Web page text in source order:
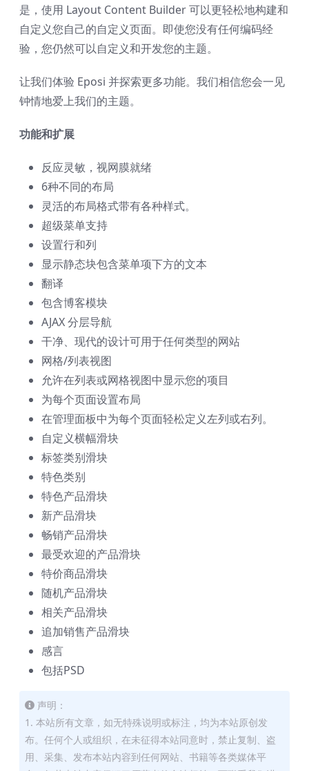
是，使用 Layout Content Builder 可以更轻松地构建和
自定义您自己的自定义页面。即使您没有任何编码经
验，您仍然可以自定义和开发您的主题。
让我们体验 Eposi 并探索更多功能。我们相信您会一见
钟情地爱上我们的主题。
功能和扩展
反应灵敏，视网膜就绪
6种不同的布局
灵活的布局格式带有各种样式。
超级菜单支持
设置行和列
显示静态块包含菜单项下方的文本
翻译
包含博客模块
AJAX 分层导航
干净、现代的设计可用于任何类型的网站
网格/列表视图
允许在列表或网格视图中显示您的项目
为每个页面设置布局
在管理面板中为每个页面轻松定义左列或右列。
自定义横幅滑块
标签类别滑块
特色类别
特色产品滑块
新产品滑块
畅销产品滑块
最受欢迎的产品滑块
特价商品滑块
随机产品滑块
相关产品滑块
追加销售产品滑块
感言
包括PSD
声明：
1. 本站所有文章，如无特殊说明或标注，均为本站原创发
布。任何个人或组织，在未征得本站同意时，禁止复制、盗
用、采集、发布本站内容到任何网站、书籍等各类媒体平